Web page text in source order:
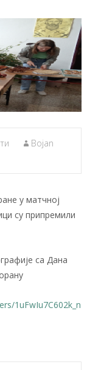
Bojan
у матчној
су припремили
са Дана
1uFwIu7C602k_n